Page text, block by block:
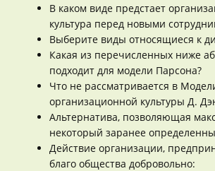
В каком виде предстает
культура перед новыми
Выберите виды относящиеся к
Какая из перечисленных ниже
подходит для модели Парсона?
Что не рассматривается в
организационной культуры Д.
Альтернатива, позволяющая
некоторый заранее
Действие организации,
благо общества добровольно: